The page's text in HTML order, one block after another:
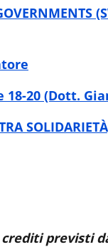
20 (Dott.
previsti